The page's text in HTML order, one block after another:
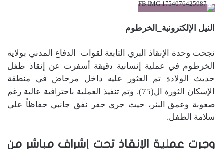
النيل الإلكترونية_الخرطوم
نجحت وحدة الإنقاذ البري التابعة لقوات الدفاع المدني بولاية
الخرطوم في عملية إنسانية دقيقة أسفرت عن إنقاذ طفل
حديث الولادة تم العثور عليه داخل مرحاض في منطقة
الإسكان الثورة ال(75). وتم تنفيذ العملية باحترافية عالية رغم
صعوبة وعمق البئر، حيث جرى حفر نفق جانبي حفاظاً على
سلامة الطفل.
وجرت عملية الإنقاذ تحت إشراف مباشر من